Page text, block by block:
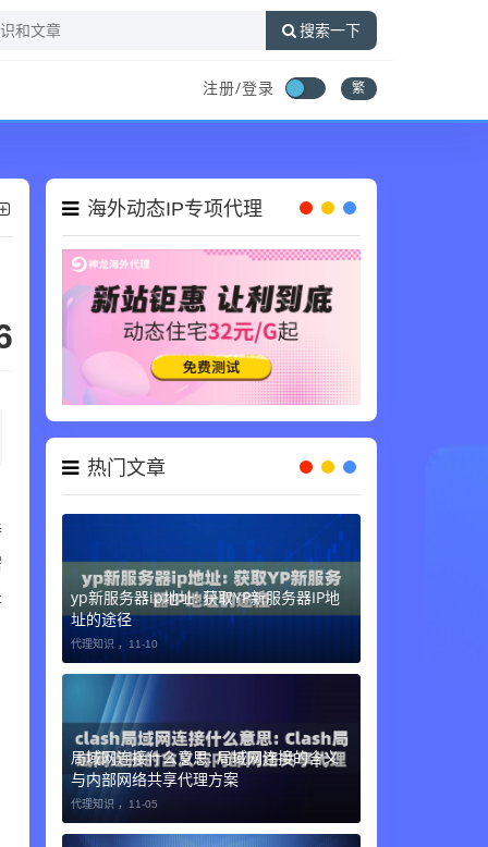
搜索一下
注册/登录 繁
海外动态IP专项代理
热门文章
yp新服务器ip地址: 获取YP新服务器IP地
址的途径
代理知识 ， 11-10
局域网连接什么意思: 局域网连接的含义
与内部网络共享代理方案
代理知识 ， 11-05